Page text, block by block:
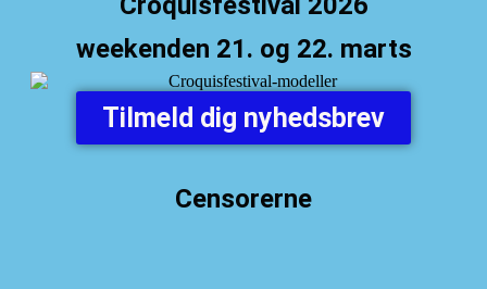
weekenden 21. og 22. marts
Tilmeld dig nyhedsbrev
Censorerne